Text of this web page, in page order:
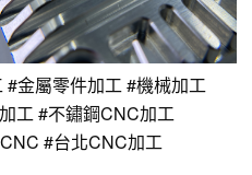
#金屬零件加工#機械加工
工#不鏽鋼CNC加工
#台北CNC加工